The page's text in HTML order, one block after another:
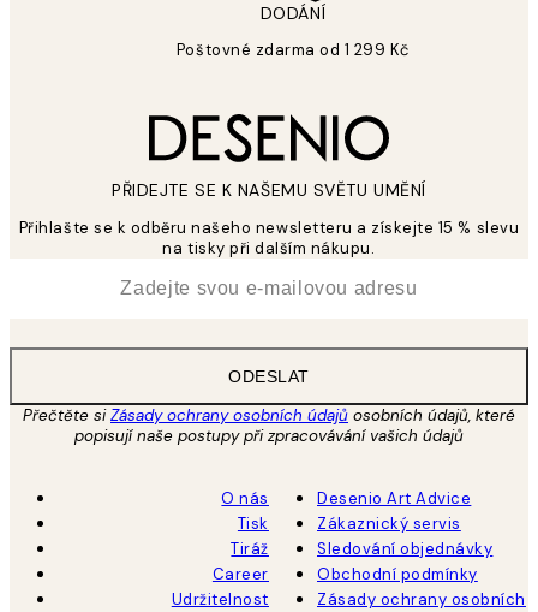
DODÁNÍ
Poštovné zdarma od 1 299 Kč
PŘIDEJTE SE K NAŠEMU SVĚTU UMĚNÍ
Přihlašte se k odběru našeho newsletteru a získejte 15 % slevu
na tisky při dalším nákupu.
ODESLAT
Přečtěte siZásady ochrany osobních údajů osobních údajů, které
popisují naše postupy při zpracovávání vašich údajů
O nás
Tisk
Tiráž
Career
Udržitelnost
Desenio Art Advice
Zákaznický servis
Sledování objednávky
Obchodní podmínky
Zásady ochrany osobních